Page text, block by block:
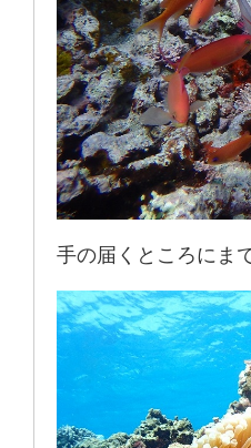
手の届くところにま